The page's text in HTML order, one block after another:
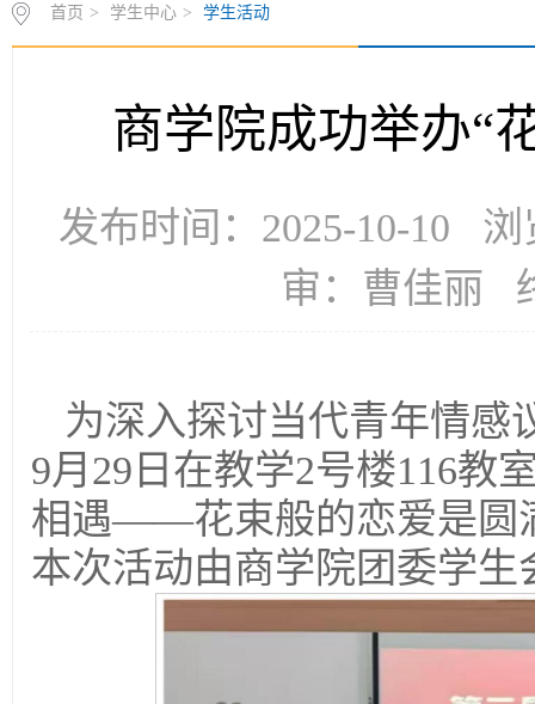
首页 > 学生中心 > 学生活动
商学院成功举办“
发布时间：2025-10-10 浏
审：曹佳丽
为深入探讨当代青年情感
9月29日在教学2号楼116教
相遇——花束般的恋爱是圆
本次活动由商学院团委学